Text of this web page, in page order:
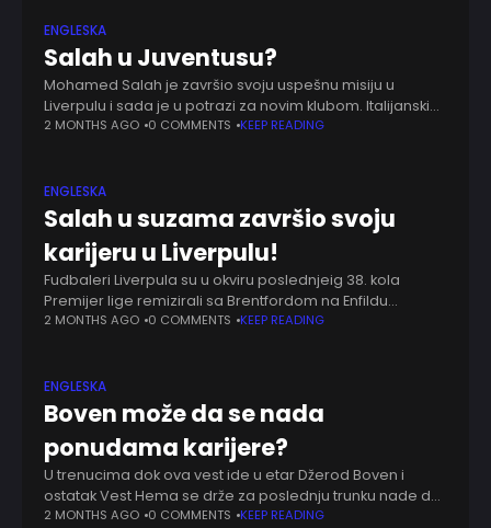
ENGLESKA
Salah u Juventusu?
Mohamed Salah je završio svoju uspešnu misiju u
Liverpulu i sada je u potrazi za novim klubom. Italijanski
mediji prenose da je za njega zainteresovan Lućano
2 MONTHS AGO 0 COMMENTS KEEP READING
ENGLESKA
Salah u suzama završio svoju
karijeru u Liverpulu!
Fudbaleri Liverpula su u okviru poslednjeig 38. kola
Premijer lige remizirali sa Brentfordom na Enfildu
rezultatom 1:1. Utakmica je bila veoma emotivna za sve
2 MONTHS AGO 0 COMMENTS KEEP READING
ENGLESKA
Boven može da se nada
ponudama karijere?
U trenucima dok ova vest ide u etar Džerod Boven i
ostatak Vest Hema se drže za poslednju trunku nade da
mogu da ispadnu u Čempionšip. Ako dođe do toga,
2 MONTHS AGO 0 COMMENTS KEEP READING